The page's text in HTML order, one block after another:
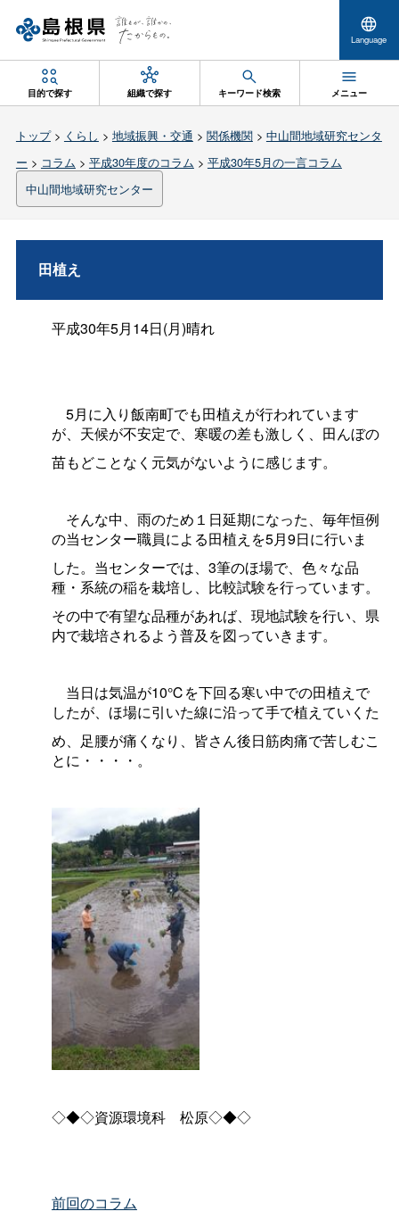
Language
目的で探す 組織で探す キーワード検索 メニュー
トップ> くらし > 地域振興・交通 > 関係機関> 中山間地域研究センタ
ー > コラム > 平成30年度のコラム > 平成30年5月の一言コラム
中山間地域研究センター
田植え
平成30年5月14日(月)晴れ
5月に入り飯南町でも田植えが行われています
が、天候が不安定で、寒暖の差も激しく、田んぼの
苗もどことなく元気がないように感じます。
そんな中、雨のため１日延期になった、毎年恒例
の当センター職員による田植えを5月9日に行いま
した。当センターでは、3筆のほ場で、色々な品
種・系統の稲を栽培し、比較試験を行っています。
その中で有望な品種があれば、現地試験を行い、県
内で栽培されるよう普及を図っていきます。
当日は気温が10℃を下回る寒い中での田植えで
したが、ほ場に引いた線に沿って手で植えていくた
め、足腰が痛くなり、皆さん後日筋肉痛で苦しむこ
とに・・・・。
◇◆◇資源環境科 松原◇◆◇
前回のコラム